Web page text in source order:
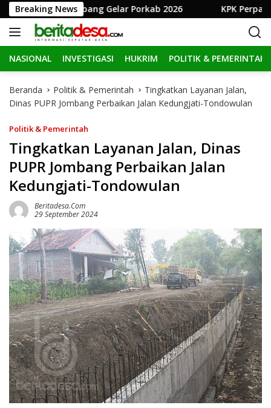
a
g
u
Breaking News
Jombang Gelar Porkab 2026 KPK Perpanjang
NASIONAL INVESTIGASI HUKRIM POLITIK & PEMERINTAH
Beranda Politik & Pemerintah
Tingkatkan Layanan Jalan,
Dinas PUPR Jombang Perbaikan Jalan Kedungjati-Tondowulan
Politik & Pemerintah
Tingkatkan Layanan Jalan, Dinas
PUPR Jombang Perbaikan Jalan
Kedungjati-Tondowulan
Beritadesa.com
29 September 2024